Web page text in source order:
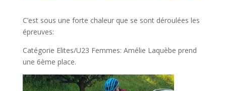
C’est sous une forte chaleur que se sont déroulées les
épreuves:
Catégorie Elites/U23 Femmes: Amélie Laquèbe prend
une 6ème place.